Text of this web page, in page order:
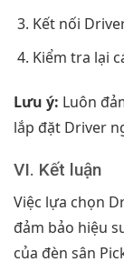
Kết nối
Kiểm tra lại
Lưu ý: Luôn
lắp đặt Driver
VI. Kết luận
Việc lựa chọn
đảm bảo hiệu
của đèn sân